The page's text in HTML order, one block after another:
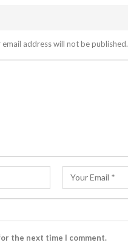
email address will not be published.
the next time I comment.